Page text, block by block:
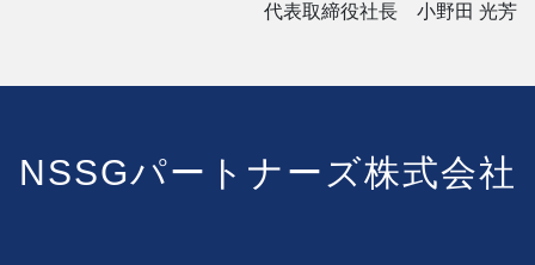
代表取締役社長 小野田 光芳
NSSGパートナーズ株式会社